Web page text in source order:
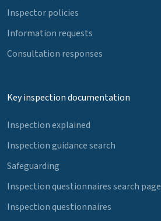
Inspector policies
Information requests
Consultation responses
Key inspection documentation
Inspection explained
Inspection guidance search
Safeguarding
Inspection questionnaires search page
Inspection questionnaires